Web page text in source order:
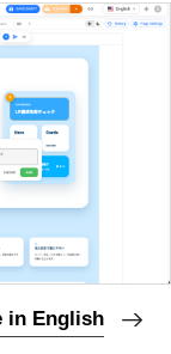
in English